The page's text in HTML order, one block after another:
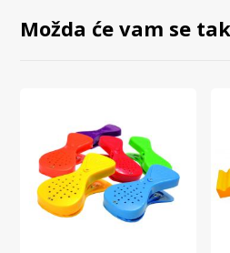
Možda će vam se